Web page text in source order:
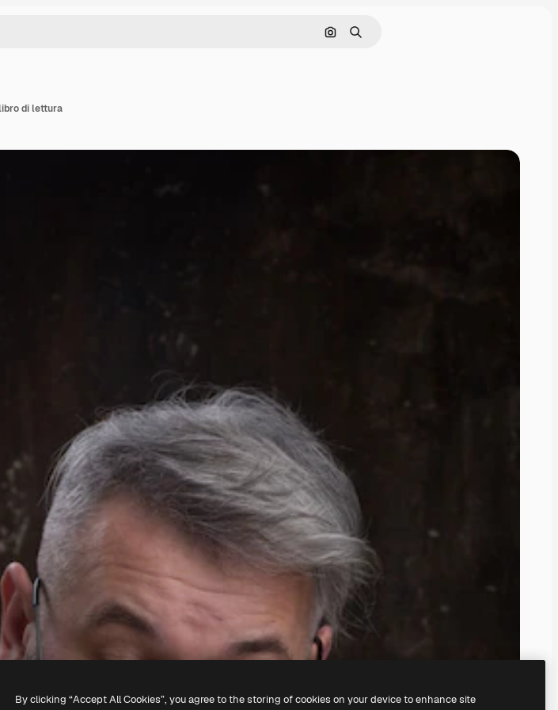
Cerca per immagine
Ricerca
di lettura
By clicking “Accept All Cookies”, you agree to the storing of cookies on your device to enhance site